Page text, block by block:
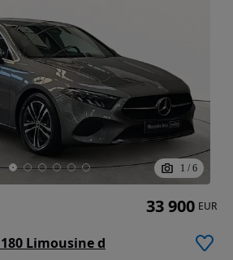
1 / 6
Limousine d
33 900 EUR